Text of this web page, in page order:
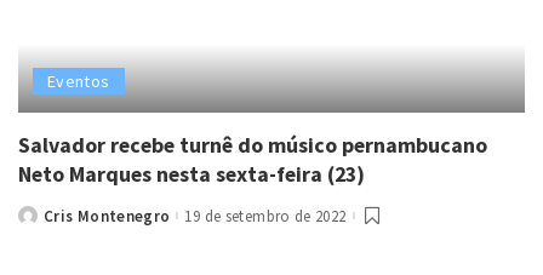
Eventos
Salvador recebe turnê do músico pernambucano
Neto Marques nesta sexta-feira (23)
PostedCris Montenegro 19 de setembro de 2022